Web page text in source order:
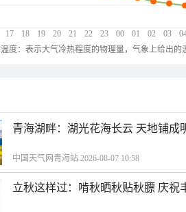
17 18 19 20 21 22 23 00 01 02 03
温度：表示大气冷热程度的物理量，气象上给出
青海湖畔：湖光花海长云 天地铺成
中国天气网青海站 2026-08-07 10:58
立秋这样过：啃秋晒秋贴秋膘 庆祝